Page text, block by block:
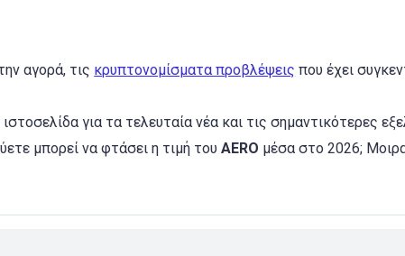
αγορά, τις κρυπτονομίσματα προβλέψεις που έχει
για τα τελευταία νέα και τις σημαντικότερες
μπορεί να φτάσει η τιμή του AERO μέσα στο 2026;